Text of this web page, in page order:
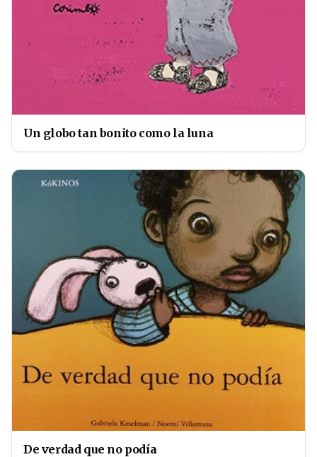
Un globo tan bonito como la luna
De verdad que no podía